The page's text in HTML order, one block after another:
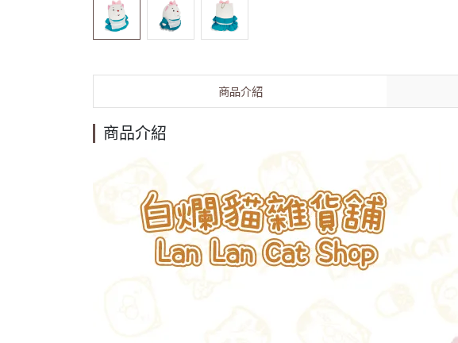
商品介紹
商品介紹